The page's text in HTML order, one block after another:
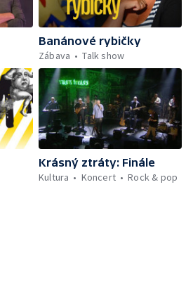
Banánové rybičky
Zábava
Talk show
Krásný ztráty: Finále
Kultura
Koncert Rock & pop